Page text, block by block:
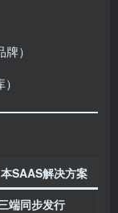
）
本SAAS解决方案
端同步发行